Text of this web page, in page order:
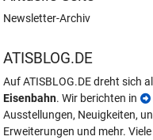
Newsletter-Archiv
ATISBLOG.DE
Auf ATISBLOG.DE dreht sich
Eisenbahn. Wir berichten in
Ausstellungen, Neuigkeiten,
Erweiterungen und mehr.